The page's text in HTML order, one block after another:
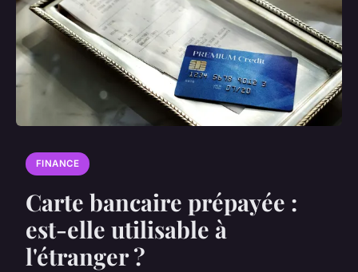
FINANCE
Carte bancaire prépayée :
est-elle utilisable à
l'étranger ?